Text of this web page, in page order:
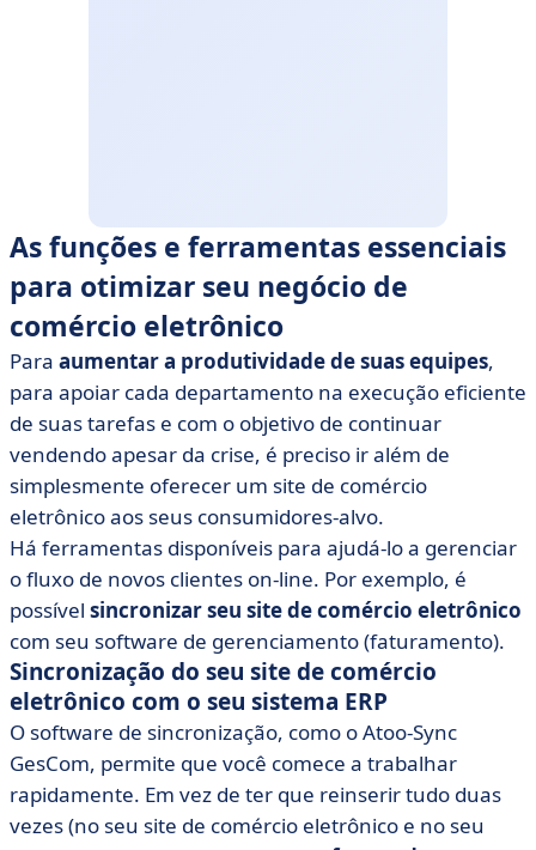
As funções e ferramentas essenciais
para otimizar seu negócio de
comércio eletrônico
Para aumentar a produtividade de suas equipes,
para apoiar cada departamento na execução eficiente
de suas tarefas e com o objetivo de continuar
vendendo apesar da crise, é preciso ir além de
simplesmente oferecer um site de comércio
eletrônico aos seus consumidores-alvo.
Há ferramentas disponíveis para ajudá-lo a gerenciar
o fluxo de novos clientes on-line. Por exemplo, é
possível sincronizar seu site de comércio eletrônico
com seu software de gerenciamento (faturamento).
Sincronização do seu site de comércio
eletrônico com o seu sistema ERP
O software de sincronização, como o Atoo-Sync
GesCom, permite que você comece a trabalhar
rapidamente. Em vez de ter que reinserir tudo duas
vezes (no seu site de comércio eletrônico e no seu